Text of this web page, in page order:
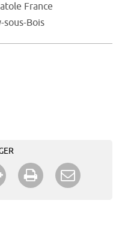
France
sous-Bois
sur Twitter
Partager sur Google+
Imprimer